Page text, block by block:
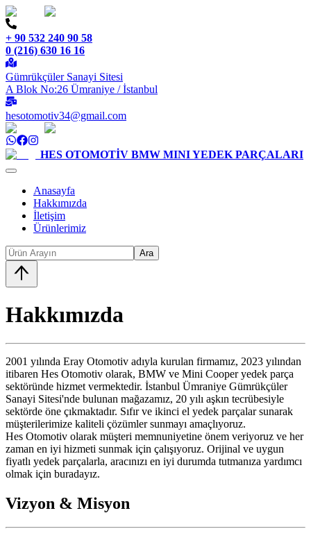
+ 90 532 240 90 58
0 (216) 630 16 16
Gümrükçüler Sanayi Sitesi
A Blok No:26 Ümraniye / İstanbul
hesotomotiv34@gmail.com
HES OTOMOTİV BMW MINI YEDEK PARÇALARI
Anasayfa
Hakkımızda
İletişim
Ürünlerimiz
Ara
Hakkımızda
2001 yılında Eray Otomotiv adıyla kurulan firmamız, 2023 yılından
itibaren Hes Otomotiv olarak, BMW ve Mini Cooper yedek parça
sektöründe hizmet vermektedir. İstanbul Ümraniye Gümrükçüler
Sanayi Sitesi'nde bulunan mağazamız, 20 yılı aşkın tecrübesiyle
sektörde öne çıkmaktadır. Sıfır ve ikinci el yedek parçalar sunarak
müşterilerimize kaliteli çözümler sunmayı amaçlıyoruz.
Hes Otomotiv olarak müşteri memnuniyetine önem veriyoruz ve her
zaman en iyi hizmeti sunmak için çalışıyoruz. Orijinal ve uygun
fiyatlı yedek parçalarla, aracınızı en iyi durumda tutmanıza yardımcı
olmak için buradayız.
Vizyon & Misyon